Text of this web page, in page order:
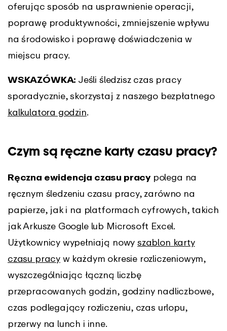
oferując sposób na usprawnienie operacji,
poprawę produktywności, zmniejszenie wpływu
na środowisko i poprawę doświadczenia w
miejscu pracy.
WSKAZÓWKA: Jeśli śledzisz czas pracy
sporadycznie, skorzystaj z naszego bezpłatnego
kalkulatora godzin.
Czym są ręczne karty czasu pracy?
Ręczna ewidencja czasu pracypolega na
ręcznym śledzeniu czasu pracy, zarówno na
papierze, jak i na platformach cyfrowych, takich
jak Arkusze Google lub Microsoft Excel.
Użytkownicy wypełniają nowy szablon karty
czasu pracy w każdym okresie rozliczeniowym,
wyszczególniając łączną liczbę
przepracowanych godzin, godziny nadliczbowe,
czas podlegający rozliczeniu, czas urlopu,
przerwy na lunch i inne.